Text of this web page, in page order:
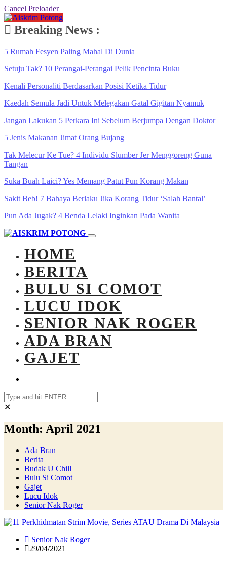
Cancel Preloader
Breaking News :
5 Rumah Fesyen Paling Mahal Di Dunia
Setuju Tak? 10 Perangai-Perangai Pelik Pencinta Buku
Kenali Personaliti Berdasarkan Posisi Ketika Tidur
Kaedah Semula Jadi Untuk Melegakan Gatal Gigitan Nyamuk
Jangan Lakukan 5 Perkara Ini Sebelum Berjumpa Dengan Doktor
5 Jenis Makanan Jimat Orang Bujang
Tak Melecur Ke Tue? 4 Individu Slumber Jer Menggoreng Guna
Tangan
Suka Buah Laici? Yes Memang Patut Pun Korang Makan
Sakit Beb! 7 Bahaya Berlaku Jika Korang Tidur ‘Salah Bantal’
Pun Ada Jugak? 4 Benda Lelaki Inginkan Pada Wanita
HOME
BERITA
BULU SI COMOT
LUCU IDOK
SENIOR NAK ROGER
ADA BRAN
GAJET
✕
Month: April 2021
Ada Bran
Berita
Budak U Chill
Bulu Si Comot
Gajet
Lucu Idok
Senior Nak Roger
Senior Nak Roger
29/04/2021